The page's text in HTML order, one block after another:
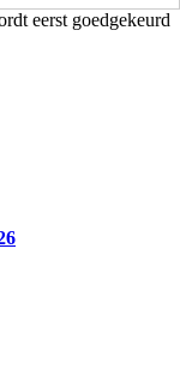
eerst goedgekeurd